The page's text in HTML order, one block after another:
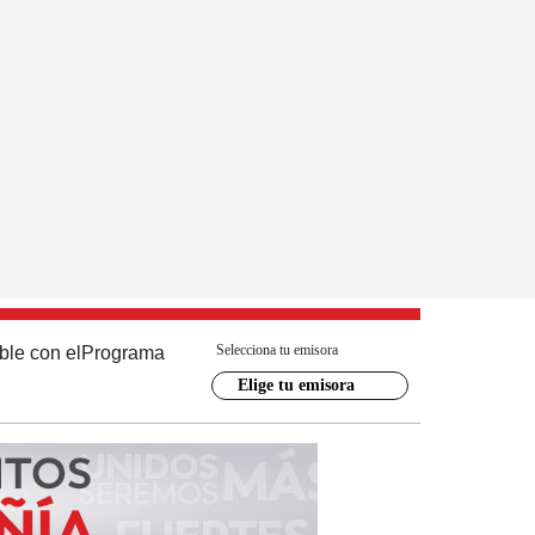
con el Programa Selecciona tu emisora
Elige tu emisora